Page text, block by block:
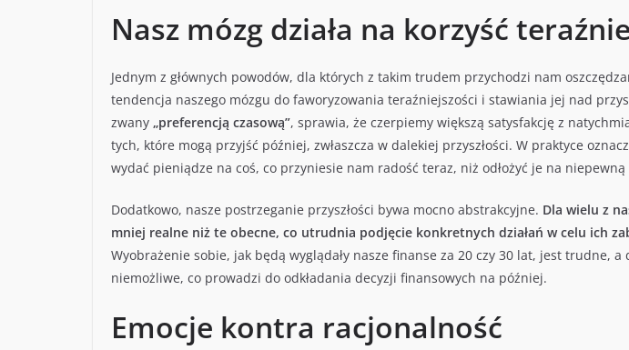
Nasz mózg działa na korzyść
Jednym z głównych powodów, dla których z takim trudem przychodzi nam
tendencja naszego mózgu do faworyzowania teraźniejszości i stawiania jej nad
zwany „preferencją czasową”, sprawia, że czerpiemy większą satysfakcję z
tych, które mogą przyjść później, zwłaszcza w dalekiej przyszłości. W praktyce
wydać pieniądze na coś, co przyniesie nam radość teraz, niż odłożyć je na niepewną
Dodatkowo, nasze postrzeganie przyszłości bywa mocno abstrakcyjne. Dla wielu z
mniej realne niż te obecne, co utrudnia podjęcie konkretnych działań w celu ich
Wyobrażenie sobie, jak będą wyglądały nasze finanse za 20 czy 30 lat, jest trudne,
niemożliwe, co prowadzi do odkładania decyzji finansowych na później.
Emocje kontra racjonalność